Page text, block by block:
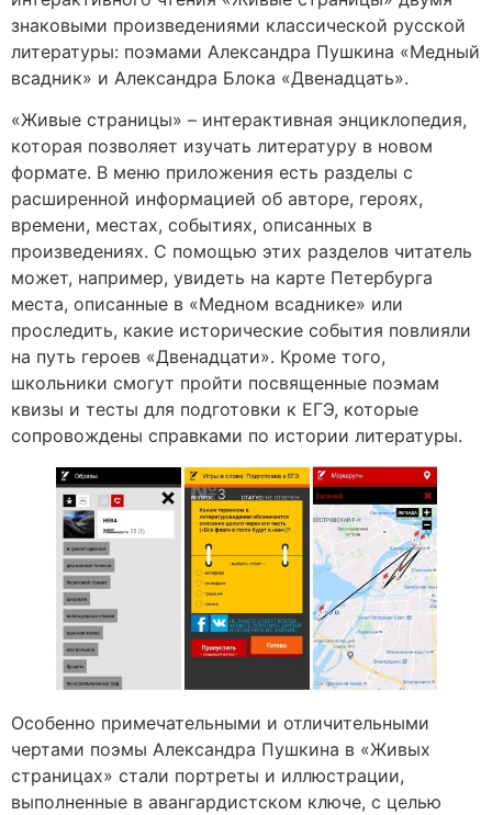
знаковыми произведениями классической русской
литературы: поэмами Александра Пушкина «Медный
всадник» и Александра Блока «Двенадцать».
«Живые страницы» – интерактивная энциклопедия,
которая позволяет изучать литературу в новом
формате. В меню приложения есть разделы с
расширенной информацией об авторе, героях,
времени, местах, событиях, описанных в
произведениях. С помощью этих разделов читатель
может, например, увидеть на карте Петербурга
места, описанные в «Медном всаднике» или
проследить, какие исторические события повлияли
на путь героев «Двенадцати». Кроме того,
школьники смогут пройти посвященные поэмам
квизы и тесты для подготовки к ЕГЭ, которые
сопровождены справками по истории литературы.
Особенно примечательными и отличительными
чертами поэмы Александра Пушкина в «Живых
страницах» стали портреты и иллюстрации,
выполненные в авангардистском ключе, с целью